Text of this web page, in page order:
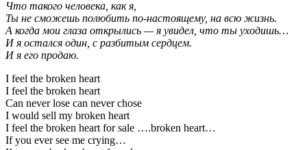
Что такого человека, как я,
Ты не сможешь полюбить по-настоящему, на всю жизнь.
А когда мои глаза открылись — я увидел, что ты уходишь…
И я остался один, с разбитым сердцем.
И я его продаю.
I feel the broken heart
I feel the broken heart
Can never lose can never chose
I would sell my broken heart
I feel the broken heart for sale ….broken heart…
If you ever see me crying…